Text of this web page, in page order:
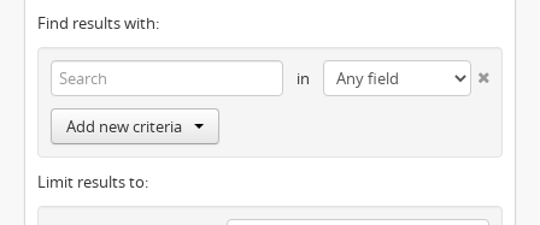
Find results with:
in
Add new criteria
Limit results to: